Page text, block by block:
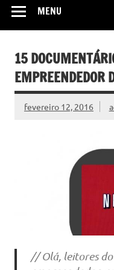
MENU
15
EMPREENDEDOR
fevereiro 12, 2016
// Olá, leitores do